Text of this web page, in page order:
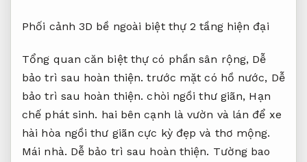
Phối cảnh 3D bề ngoài biệt thự 2 tầng hiện đại
Tổng quan căn biệt thự có phần sân rộng, Dễ
bảo trì sau hoàn thiện. trước mặt có hồ nước, Dễ
bảo trì sau hoàn thiện. chòi ngồi thư giãn, Hạn
chế phát sinh. hai bên cạnh là vườn và lán để xe
hài hòa ngồi thư giãn cực kỳ đẹp và thơ mộng.
Mái nhà. Dễ bảo trì sau hoàn thiện. Tường bao